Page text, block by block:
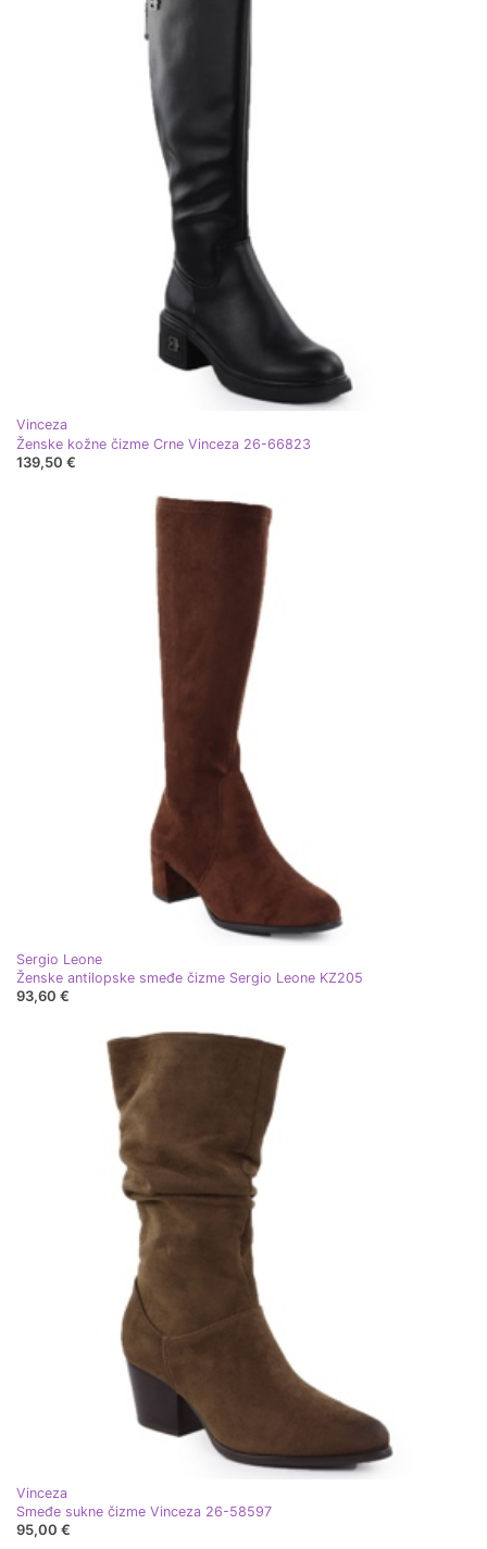
Vinceza
Ženske kožne čizme Crne Vinceza 26-66823
139,50 €
Sergio Leone
Ženske antilopske smeđe čizme Sergio Leone KZ205
93,60 €
Vinceza
Smeđe sukne čizme Vinceza 26-58597
95,00 €